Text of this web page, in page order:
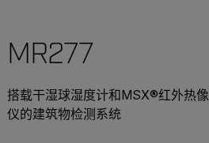
MR277
搭载干湿球湿度计和MSX®红外热像
仪的建筑物检测系统